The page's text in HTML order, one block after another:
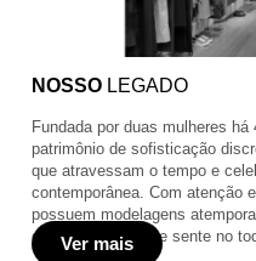
NOSSO LEGADO
Fundada por duas mulheres
patrimônio de sofisticação
que atravessam o tempo e
contemporânea. Com atenção em cada detalhe, nossas peças
possuem modelagens
durabilidade que se sente no
Ver mais